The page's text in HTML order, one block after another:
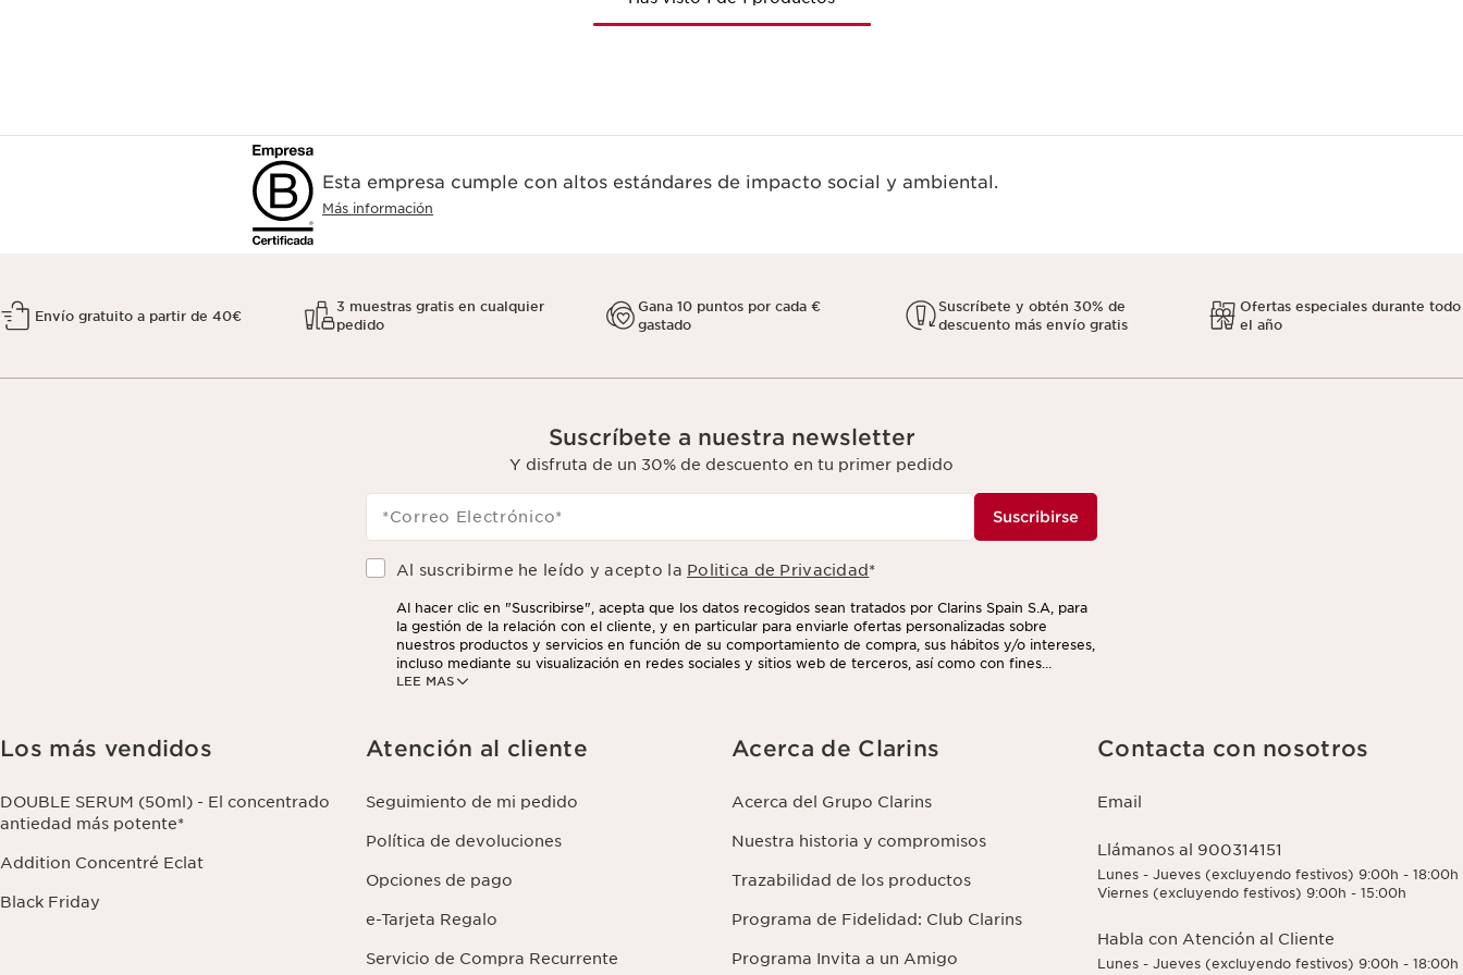
Esta empresa cumple con altos estándares de impacto social y ambiental.
Más información
Envío gratuito a partir de 40€
3 muestras gratis en cualquier
pedido
Gana 10 puntos por cada €
gastado
Suscríbete y obtén 30% de
descuento más envío gratis
Ofertas especiales durante todo
el año
Suscríbete a nuestra newsletter
Y disfruta de un 30% de descuento en tu primer pedido
*Correo Electrónico* Suscribirse
Al suscribirme he leído y acepto la Politica de Privacidad*
LEE MAS
Al hacer clic en "Suscribirse", acepta que los datos recogidos sean tratados por Clarins Spain S.A, para
la gestión de la relación con el cliente, y en particular para enviarle ofertas personalizadas sobre
nuestros productos y servicios en función de su comportamiento de compra, sus hábitos y/o intereses,
incluso mediante su visualización en redes sociales y sitios web de terceros, así como con fines
analíticos. Puede retirar su consentimiento en cualquier momento haciendo click en el enlace para
Los más vendidos
DOUBLE SERUM (50ml) - El concentrado
antiedad más potente*
Addition Concentré Eclat
Black Friday
Atención al cliente
Seguimiento de mi pedido
Política de devoluciones
Opciones de pago
e-Tarjeta Regalo
Servicio de Compra Recurrente
Acerca de Clarins
Acerca del Grupo Clarins
Nuestra historia y compromisos
Trazabilidad de los productos
Programa de Fidelidad: Club Clarins
Programa Invita a un Amigo
Contacta con nosotros
Email
Llámanos al 900314151
Lunes - Jueves (excluyendo festivos) 9:00h - 18:00h
Viernes (excluyendo festivos) 9:00h - 15:00h
Habla con Atención al Cliente
Lunes - Jueves (excluyendo festivos) 9:00h - 18:00h